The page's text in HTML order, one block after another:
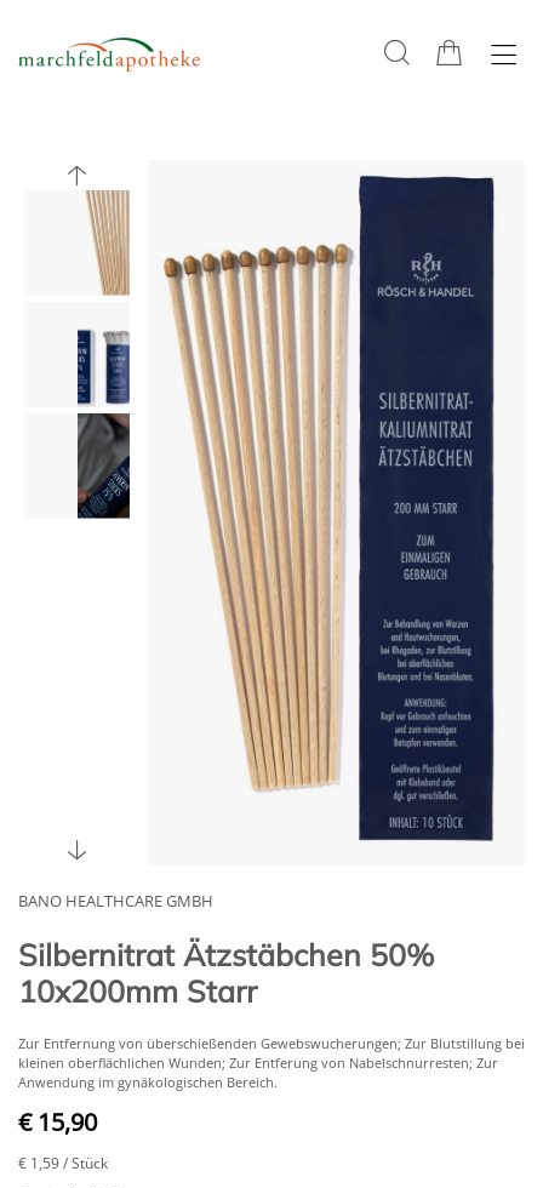
BANO HEALTHCARE GMBH
Silbernitrat Ätzstäbchen 50%
10x200mm Starr
Zur Entfernung von überschießenden Gewebswucherungen; Zur Blutstillung bei
kleinen oberflächlichen Wunden; Zur Entferung von Nabelschnurresten; Zur
Anwendung im gynäkologischen Bereich.
€ 15,90
€ 1,59/ Stück